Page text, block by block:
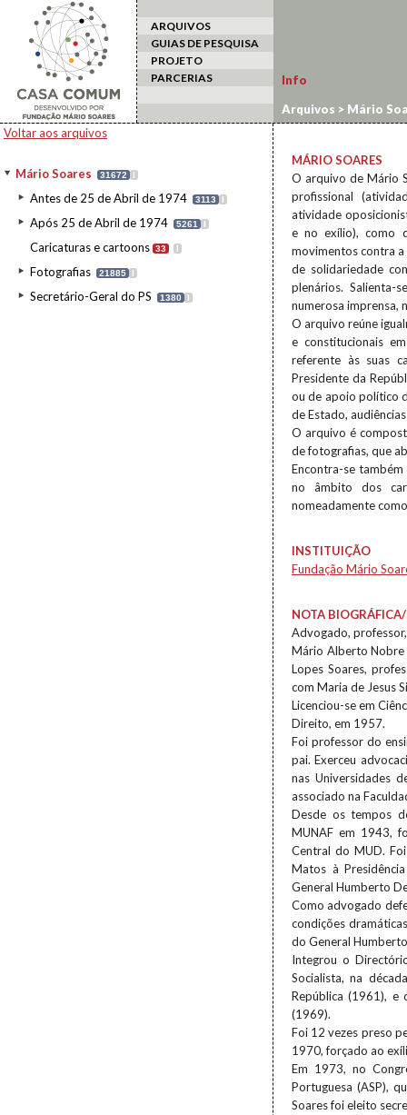
ARQUIVOS
GUIAS DE PESQUISA
PROJETO
PARCERIAS
Voltar aos arquivos
Mário Soares 31672 I
Antes de 25 de Abril de 1974 3113 I
Após 25 de Abril de 1974 5261 I
Caricaturas e cartoons 33 I
Fotografias 21885 I
Secretário-Geral do PS 1380 I
Info
Arquivos > Mário
MÁRIO SOARES
O arquivo de Mário
profissional
atividade
e no exílio), como
movimentos contra a
de solidariedade
plenários. Salienta-
numerosa imprensa,
O arquivo reúne
e constitucionais
referente às suas
Presidente da
ou de apoio político
de Estado,
O arquivo é
de fotografias, que
Encontra-se
no âmbito dos
nomeadamente
INSTITUIÇÃO
Fundação Mário
NOTA
Advogado,
Mário Alberto Nobre
Lopes Soares,
com Maria de Jesus
Licenciou-se em
Direito, em 1957.
Foi professor do
pai. Exerceu
nas Universidades
associado na
Desde os tempos
MUNAF em 1943,
Central do MUD.
Matos à
General Humberto
Como advogado
condições
do General
Integrou o
Socialista, na
República (1961), e
(1969).
Foi 12 vezes preso
1970, forçado ao
Em 1973, no
Portuguesa (ASP),
Soares foi eleito